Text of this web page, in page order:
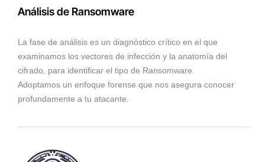
Análisis de Ransomware
La fase de análisis es un diagnóstico crítico en el que
examinamos los vectores de infección y la anatomía del
cifrado, para identificar el tipo de Ransomware.
Adoptamos un enfoque forense que nos asegura conocer
profundamente a tu atacante.